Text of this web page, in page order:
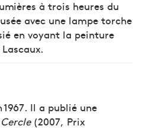
à trois heures du
avec une lampe torche
en voyant la peinture
1967. Il a publié une
Cercle(2007, Prix